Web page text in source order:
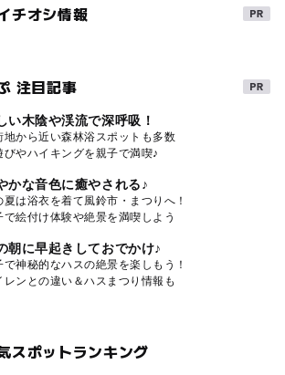
チオシ情報
注目記事
い木陰や渓流で深呼吸！
地から近い森林浴スポットも多数
びやハイキングを親子で満喫♪
かな音色に癒やされる♪
夏は浴衣を着て風鈴市・まつりへ！
で絵付け体験や絶景を満喫しよう
朝に早起きしておでかけ♪
で神秘的なハスの絶景を楽しもう！
レンとの違い＆ハスまつり情報も
スポットランキング